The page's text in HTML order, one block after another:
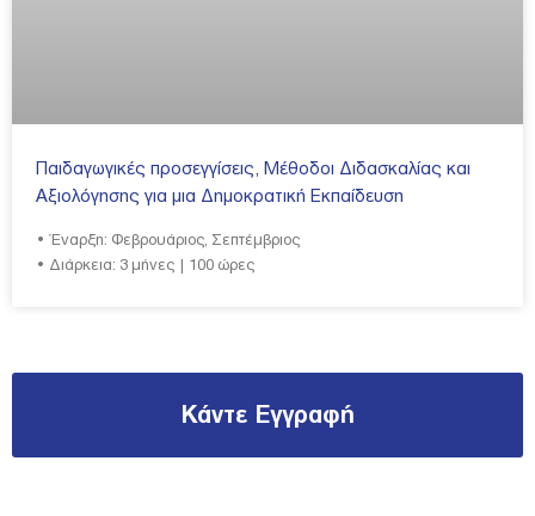
Παιδαγωγικές προσεγγίσεις, Μέθοδοι Διδασκαλίας και
Αξιολόγησης για μια Δημοκρατική Εκπαίδευση
• Έναρξη: Φεβρουάριος, Σεπτέμβριος
• Διάρκεια: 3 μήνες | 100 ώρες
Κάντε Εγγραφή